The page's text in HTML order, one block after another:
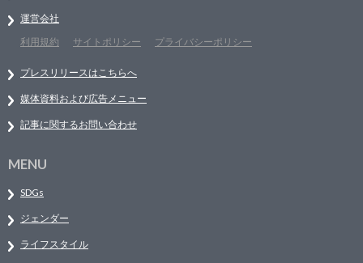
運営会社
利用規約
サイトポリシー プライバシーポリシー
プレスリリースはこちらへ
媒体資料および広告メニュー
記事に関するお問い合わせ
MENU
SDGs
ジェンダー
ライフスタイル